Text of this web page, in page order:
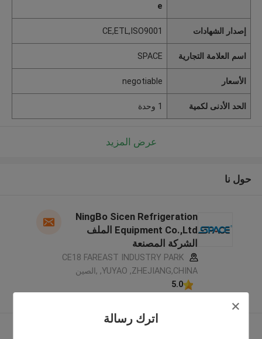
اترك رسالة
e
إصدار الشهادات CE,ETL,ISO9001
اسم العلامة التجارية SPACE
الأسعار negotiable
الحد الأدنى لكمية 1 وحدة
عرض المزيد
حول نا
NingBo Sicen Refrigeration
Equipment Co.,Ltd الملف
الشركة المصنعة
CE18 FAREAST INDUSTRY PARK
,YUYAO ,ZHEJIANG,CHINA ,الصين
5.0
عرض المزيد